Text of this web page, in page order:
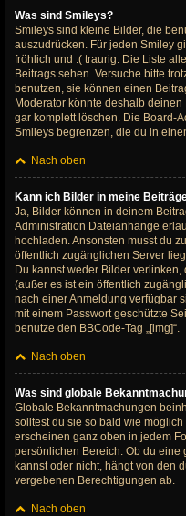
Was sind Smileys?
Smileys sind kleine Bilder, die
auszudrücken. Für jeden Smiley
fröhlich und :( traurig. Die Liste
Beitrags sehen. Versuche bitte
benutzen, sie können einen
Moderator könnte deshalb
gar komplett löschen. Die Board-
Smileys begrenzen, die du in
Nach oben
Kann ich Bilder in meine
Ja, Bilder können in deinem
Administration Dateianhänge
hochladen. Ansonsten musst du
öffentlich zugänglichen Server
Du kannst weder Bilder
(außer es ist ein öffentlich
nach einer Anmeldung verfügbar
mit einem Passwort geschützte
benutze den BBCode-Tag „[img]“.
Nach oben
Was sind globale
Globale Bekanntmachungen
solltest du sie so bald wie
erscheinen ganz oben in jedem
persönlichen Bereich. Ob du
kannst oder nicht, hängt von den
vergebenen Berechtigungen ab.
Nach oben